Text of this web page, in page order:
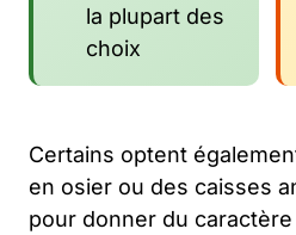
la plupart des
choix
Certains optent
en osier ou des caisses
pour donner du